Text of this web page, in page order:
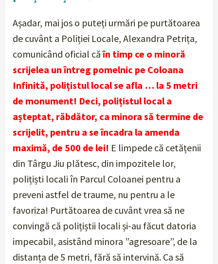
Așadar, mai jos o puteți urmări pe purtătoarea
de cuvânt a Poliției Locale, Alexandra Petrița,
comunicând oficial căîn timp ce o minoră
scrijelea un întreg pomelnic pe Coloana
Infinită, polițistul local se afla … la 5 metri
de monument! Deci, polițistul local a
așteptat, răbdător, ca minora să termine de
scrijelit, pentru a se încadra la amenda
maximă, de 500 de lei! E limpede că cetățenii
din Târgu Jiu plătesc, din impozitele lor,
polițiști locali în Parcul Coloanei pentru a
preveni astfel de traume, nu pentru a le
favoriza! Purtătoarea de cuvânt vrea să ne
convingă că polițiștii locali și-au făcut datoria
impecabil, asistând minora ”agresoare”, de la
distanța de 5 metri, fără să intervină. Ca să